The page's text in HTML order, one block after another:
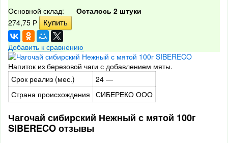
Основной склад:
Осталось 2 штуки
274,75 Р
Добавить к сравнению
Напиток из березовой чаги с добавлением мяты.
Срок реализ (мес.)
24 —
Страна происхождения СИБЕРЕКО ООО
Чагочай сибирский Нежный с мятой 100г
SIBERECO отзывы